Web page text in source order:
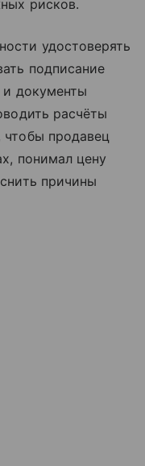
рисков.
удостоверять
подписание
и документы
расчёты
продавец
понимал цену
причины